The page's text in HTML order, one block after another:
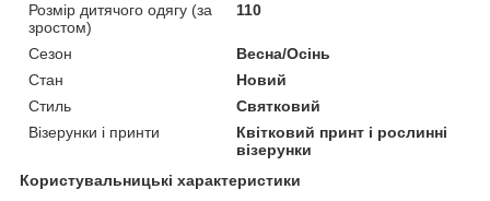
Розмір дитячого одягу (за
зростом)
110
Сезон
Весна/Осінь
Стан
Новий
Стиль
Святковий
Візерунки і принти
Квітковий принт і рослинні
візерунки
Користувальницькі характеристики